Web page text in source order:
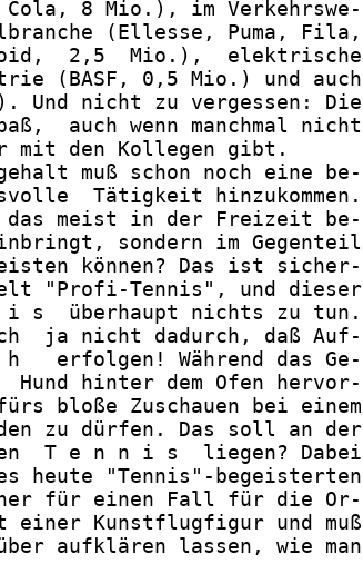
8 Mio.), im Verkehrswe-
(Ellesse, Puma, Fila,
2,5  Mio.),  elektrische
(BASF, 0,5 Mio.) und auch
Und nicht zu vergessen: Die
auch wenn manchmal nicht
mit den Kollegen gibt.
muß schon noch eine be-
Tätigkeit hinzukommen.
meist in der Freizeit be-
sondern im Gegenteil
können? Das ist sicher-
"Profi-Tennis", und dieser
s  überhaupt nichts zu tun.
ja nicht dadurch, daß Auf-
erfolgen! Während das Ge-
Hund hinter dem Ofen hervor-
bloße Zuschauen bei einem
zu dürfen. Das soll an der
T e n n i s  liegen? Dabei
heute "Tennis"-begeisterten
für einen Fall für die Or-
einer Kunstflugfigur und muß
aufklären lassen, wie man